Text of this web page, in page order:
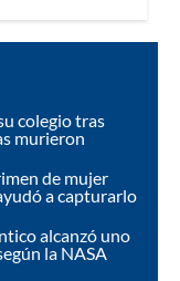
colegio tras
murieron
de mujer
a capturarlo
alcanzó uno
la NASA